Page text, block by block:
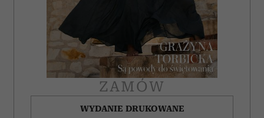
ZAMÓW
WYDANIE DRUKOWANE